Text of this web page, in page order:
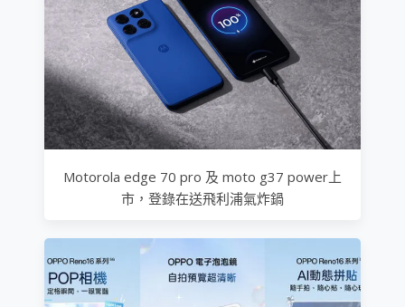
Motorola edge 70 pro 及 moto g37 power上
市，登錄在送飛利浦氣炸鍋